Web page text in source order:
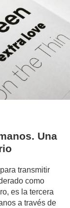
Una
transmitir
como
es la tercera
a través de